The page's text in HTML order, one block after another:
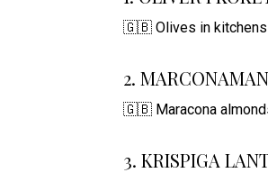
🇬🇧 Olives in kitchens
2.
🇬🇧 Maracona
3. KRISPIGA